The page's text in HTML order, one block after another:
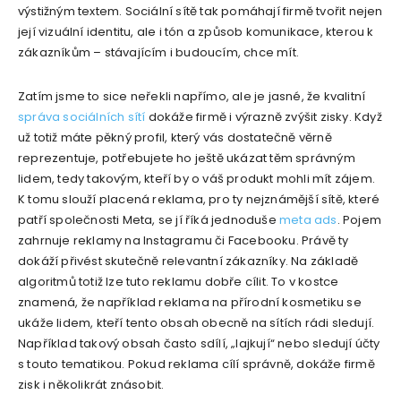
výstižným textem. Sociální sítě tak pomáhají firmě tvořit nejen
její vizuální identitu, ale i tón a způsob komunikace, kterou k
zákazníkům – stávajícím i budoucím, chce mít.
Zatím jsme to sice neřekli napřímo, ale je jasné, že kvalitní
správa sociálních sítí dokáže firmě i výrazně zvýšit zisky. Když
už totiž máte pěkný profil, který vás dostatečně věrně
reprezentuje, potřebujete ho ještě ukázat těm správným
lidem, tedy takovým, kteří by o váš produkt mohli mít zájem.
K tomu slouží placená reklama, pro ty nejznámější sítě, které
patří společnosti Meta, se jí říká jednoduše meta ads. Pojem
zahrnuje reklamy na Instagramu či Facebooku. Právě ty
dokáží přivést skutečně relevantní zákazníky. Na základě
algoritmů totiž lze tuto reklamu dobře cílit. To v kostce
znamená, že například reklama na přírodní kosmetiku se
ukáže lidem, kteří tento obsah obecně na sítích rádi sledují.
Například takový obsah často sdílí, „lajkují“ nebo sledují účty
s touto tematikou. Pokud reklama cílí správně, dokáže firmě
zisk i několikrát znásobit.